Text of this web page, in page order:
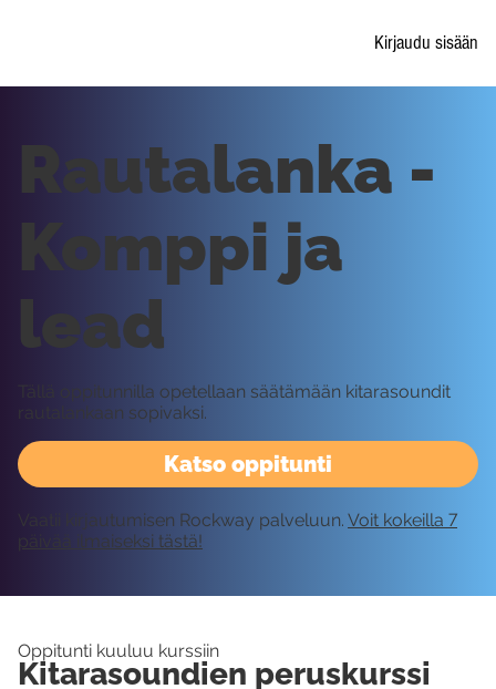
Kirjaudu sisään
Katso oppitunti
Rautalanka -
Komppi ja
lead
Tällä oppitunnilla opetellaan säätämään kitarasoundit
rautalankaan sopivaksi.
Vaatii kirjautumisen Rockway palveluun. Voit kokeilla 7
päivää ilmaiseksi tästä!
Oppitunti kuuluu kurssiin
Kitarasoundien peruskurssi